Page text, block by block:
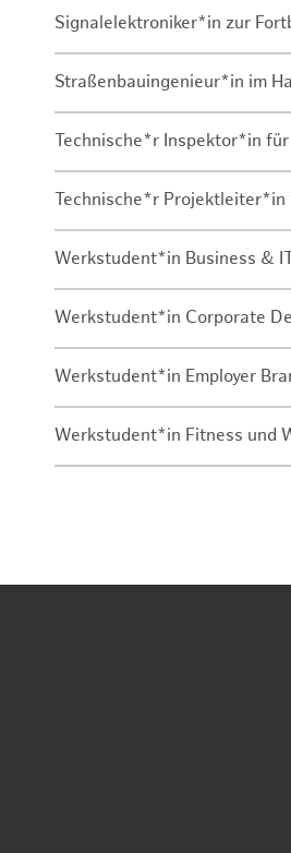
Signalelektroniker*in zur
Straßenbauingenieur*in im
Technische*r Inspektor*in
Technische*r Projektleiter*in
Werkstudent*in Business &
Werkstudent*in Corporate
Werkstudent*in Employer
Werkstudent*in Fitness und